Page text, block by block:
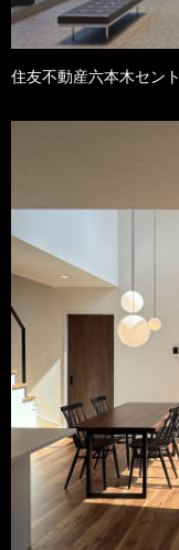
住友不動産六本木セン